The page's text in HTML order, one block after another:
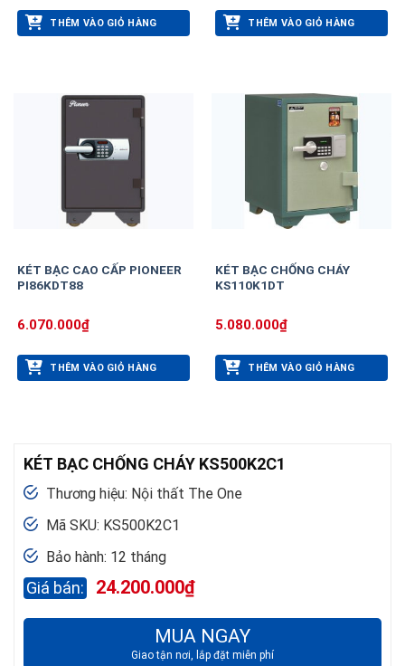
THÊM VÀO GIỎ HÀNG THÊM VÀO GIỎ HÀNG
KÉT BẠC CAO CẤP PIONEER
PI86KDT88
6.070.000₫
THÊM VÀO GIỎ HÀNG
KÉT BẠC CHỐNG CHÁY
KS110K1DT
5.080.000₫
THÊM VÀO GIỎ HÀNG
KÉT BẠC CHỐNG CHÁY KS500K2C1
Thương hiệu: Nội thất The One
Mã SKU: KS500K2C1
Bảo hành: 12 tháng
24.200.000₫
MUA NGAY
Giao tận nơi, lắp đặt miễn phí